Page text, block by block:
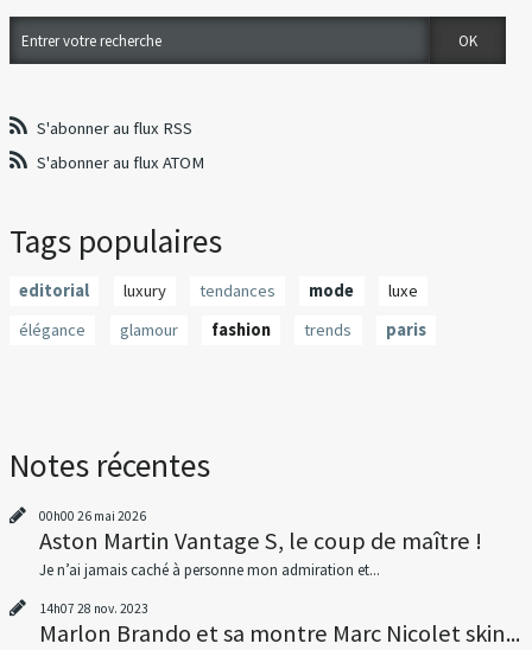
S'abonner au flux RSS
S'abonner au flux ATOM
Tags populaires
editorial luxury tendances mode
luxe
élégance
glamour fashion trends paris
Notes récentes
00h00 26 mai 2026
Aston Martin Vantage S, le coup de maître !
Je n’ai jamais caché à personne mon admiration et...
14h07 28 nov. 2023
Marlon Brando et sa montre Marc Nicolet skin...